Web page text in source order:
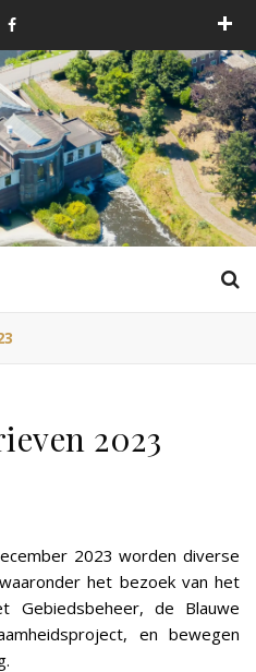
2023
2023 worden diverse
het bezoek van het
Gebiedsbeheer, de Blauwe
en bewegen